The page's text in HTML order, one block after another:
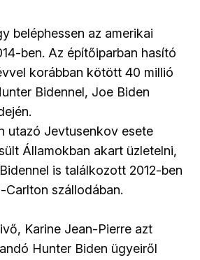
beléphessen az amerikai
ben. Az építőiparban hasító
korábban kötött 40 millió
Bidennel, Joe Biden
utazó Jevtusenkov esete
Államokban akart üzletelni,
is találkozott 2012-ben
Carlton szállodában.
Karine Jean-Pierre azt
Hunter Biden ügyeiről